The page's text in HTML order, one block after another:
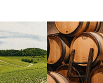
Borgogna,
Francia
Instagram